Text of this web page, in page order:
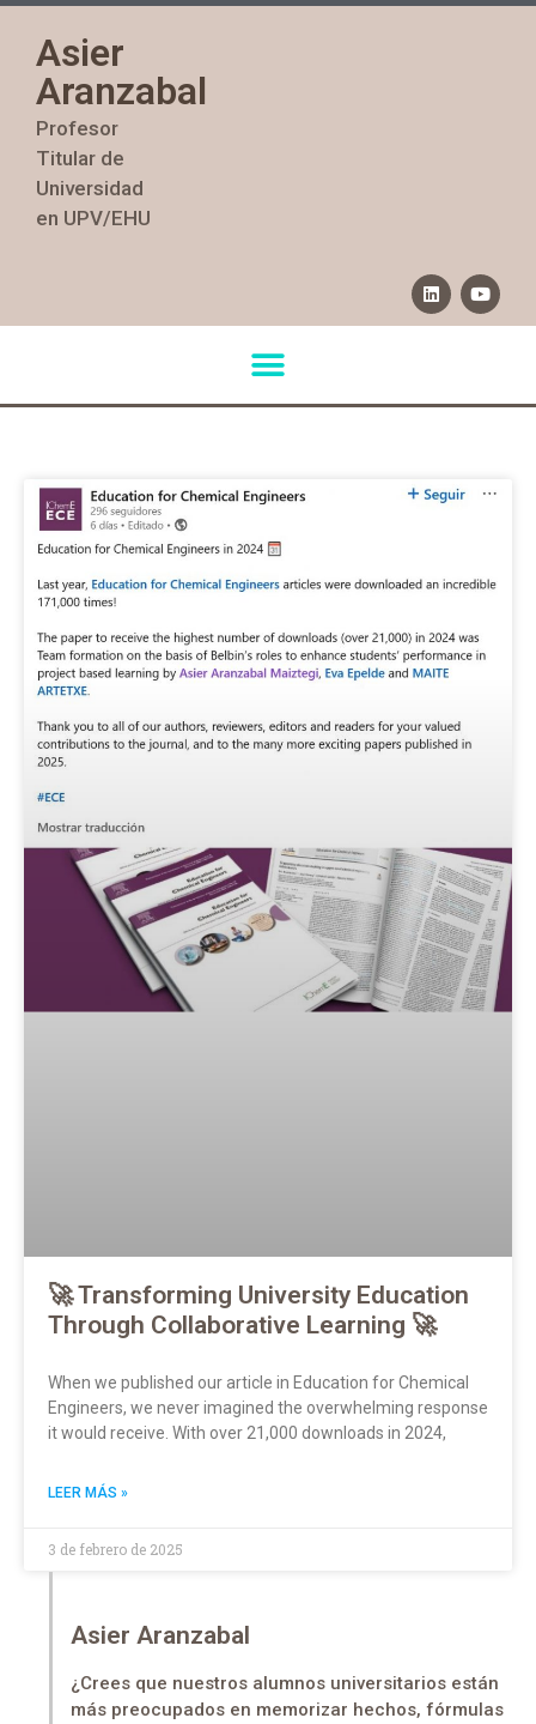
Asier
Aranzabal
Profesor
Titular de
Universidad
en UPV/EHU
🚀 Transforming University Education
Through Collaborative Learning 🚀
When we published our article in Education for Chemical
Engineers, we never imagined the overwhelming response
it would receive. With over 21,000 downloads in 2024,
LEER MÁS »
3 de febrero de 2025
Asier Aranzabal
¿Crees que nuestros alumnos universitarios están
más preocupados en memorizar hechos, fórmulas